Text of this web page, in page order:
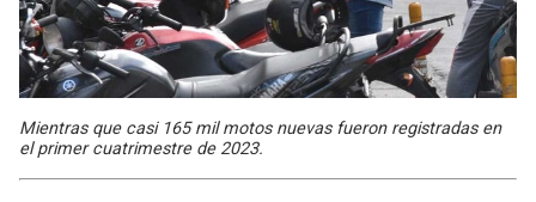
Mientras que casi 165 mil motos nuevas fueron registradas en
el primer cuatrimestre de 2023.